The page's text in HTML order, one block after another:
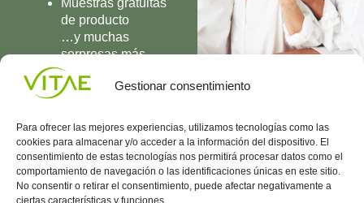
Gestionar consentimiento
Para ofrecer las mejores experiencias, utilizamos tecnologías como las
cookies para almacenar y/o acceder a la información del dispositivo. El
consentimiento de estas tecnologías nos permitirá procesar datos como el
comportamiento de navegación o las identificaciones únicas en este sitio.
No consentir o retirar el consentimiento, puede afectar negativamente a
ciertas características y funciones.
Muestras gratuitas
de producto
…y muchas
sorpresas más
UNIRME
Conocenos
Vitae
Política
de
(+34)
935